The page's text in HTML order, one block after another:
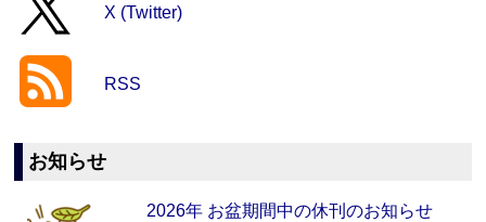
X (Twitter)
RSS
お知らせ
2026年 お盆期間中の休刊のお知らせ